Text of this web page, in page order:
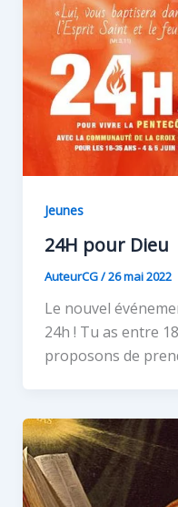
Jeunes
24H pour Dieu
AuteurCG/26 mai 2022
Le nouvel
24h ! Tu as entre
proposons de